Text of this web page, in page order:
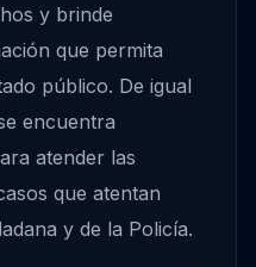
y brinde
que permita
público. De igual
encuentra
atender las
que atentan
y de la Policía.